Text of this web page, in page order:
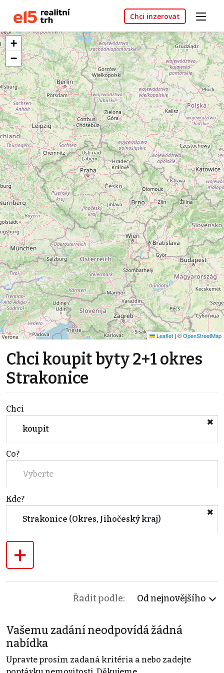
Chci inzerovat
+
−
Leaflet | ©OpenStreetMap
Chci koupit byty 2+1 okres
Strakonice
Chci
koupit
Co?
Vyberte
Kde?
Strakonice (Okres, Jihočeský kraj)
+
Řadit podle: Od nejnovějšího
Vašemu zadání neodpovídá žádná
nabídka
Upravte prosím zadaná kritéria a nebo zadejte